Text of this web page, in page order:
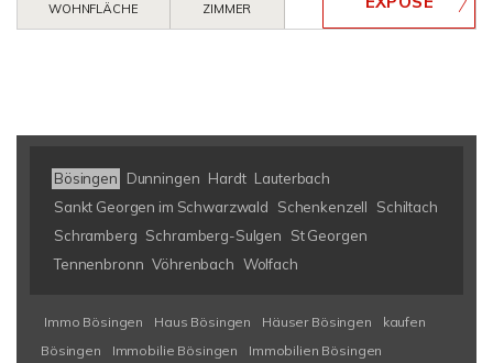
WOHNFLÄCHE
ZIMMER
Bösingen Dunningen Hardt Lauterbach
Sankt Georgen im Schwarzwald
Schenkenzell
Schiltach
Schramberg Schramberg-Sulgen
St Georgen
Tennenbronn Vöhrenbach Wolfach
Immo Bösingen Haus Bösingen Häuser Bösingen
kaufen
Bösingen
Immobilie Bösingen
Immobilien Bösingen